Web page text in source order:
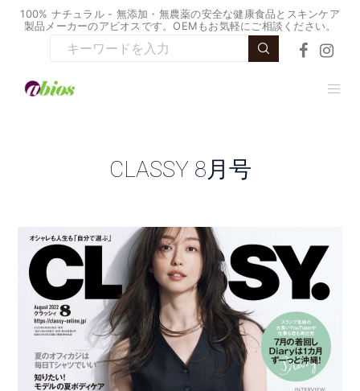
100% ナチュラル - 無添加・無農薬の安全な健康食品とスキンケア
製品メーカーのアビオスです。OEMもお気軽にご相談ください。
CLASSY 8月号